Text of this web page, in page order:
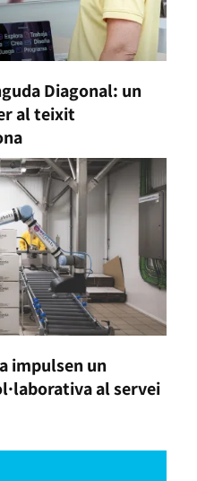
Diagonal: un
al teixit
impulsen un
al servei